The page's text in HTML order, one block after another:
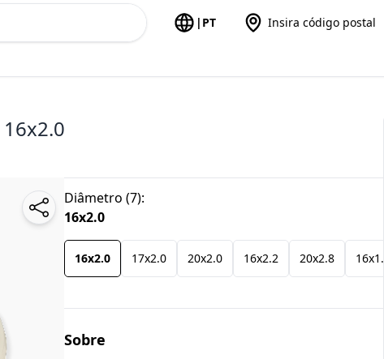
| PT Insira código postal
16x2.0
Diâmetro (7):
16x2.0
16x2.0 17x2.0 20x2.0 16x2.2 20x2.8 16x1.8
Sobre